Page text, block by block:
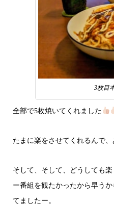
3枚目
全部で5枚焼いてくれました
たまに楽をさせてくれるんで、
そして、そして、どうしても
ー番組を観たかったから早う
てましたー。